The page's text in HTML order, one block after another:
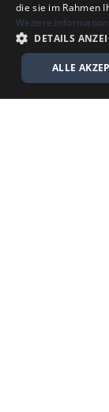
die sie im Rahmen
Weitere
DETAILS
ALLE